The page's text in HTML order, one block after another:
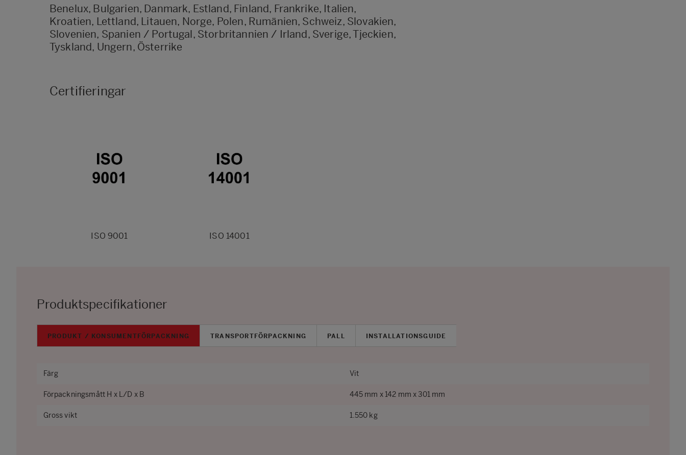
Benelux, Bulgarien, Danmark, Estland, Finland, Frankrike, Italien,
Kroatien, Lettland, Litauen, Norge, Polen, Rumänien, Schweiz, Slovakien,
Slovenien, Spanien / Portugal, Storbritannien / Irland, Sverige, Tjeckien,
Tyskland, Ungern, Österrike
Certifieringar
ISO 9001 ISO 14001
Produktspecifikationer
PRODUKT / KONSUMENTFÖRPACKNING TRANSPORTFÖRPACKNING PALL INSTALLATIONSGUIDE
Färg Vit
Förpackningsmått H x L/D x B 445 mm x 142 mm x 301 mm
Gross vikt 1.550 kg